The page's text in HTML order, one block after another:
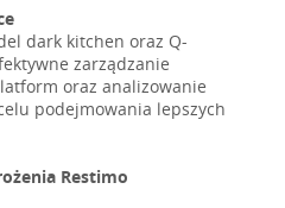
dark kitchen oraz Q-
zarządzanie
oraz analizowanie
podejmowania lepszych
Restimo